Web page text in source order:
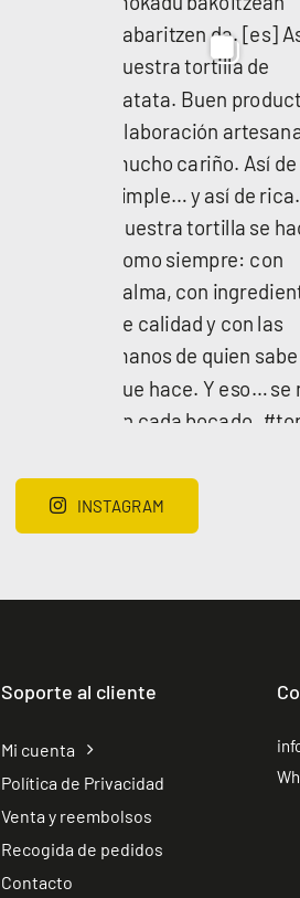
INSTAGRAM
Soporte al cliente
Mi cuenta
Política de Privacidad
Venta y reembolsos
Recogida de pedidos
Contacto